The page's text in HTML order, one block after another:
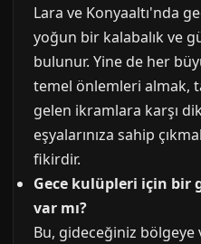
Lara ve Konyaaltı'nda
yoğun bir kalabalık ve
bulunur. Yine de her
temel önlemleri almak,
gelen ikramlara karşı
eşyalarınıza sahip
fikirdir.
Gece kulüpleri için bir
var mı?
Bu, gideceğiniz